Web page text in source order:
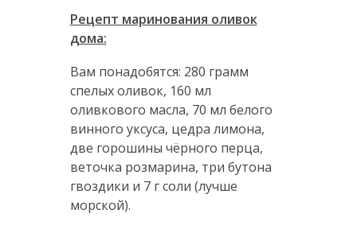
Рецепт маринования оливок
дома:
Вам понадобятся: 280 грамм
спелых оливок, 160 мл
оливкового масла, 70 мл белого
винного уксуса, цедра лимона,
две горошины чёрного перца,
веточка розмарина, три бутона
гвоздики и 7 г соли (лучше
морской).